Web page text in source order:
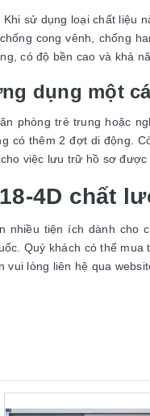
sử dụng loại chất liệu
cong vênh, chống
có độ bền cao và khả
dụng một
phòng trẻ trung hoặc
có thêm 2 đợt di động.
việc lưu trữ hồ sơ
4D chất
tiện ích dành cho
Quý khách có thể
vui lòng liên hệ qua